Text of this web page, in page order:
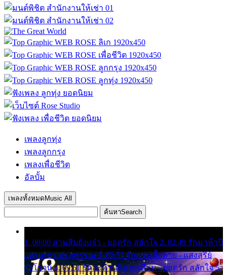
เพลงลูกทุ่ง
เพลงลูกกรุง
เพลงเพื่อชีวิต
อัลบั้ม
เพลงทั้งหมด Music All
ค้นหาSearch
1. 00:00 สามสิบยังแจ๋ว - ยอดรัก สลักใจ 2. 02:49 รักมาห้าปี
- ศรเพชร ศรสุพรรณ 3. 05:57 รักสาวเสื้อลาย - แสงสุรีย์
รุ่งโรจน์ 4. 09:51 รักสะท้านดินสะเทือน - ยอดรัก สลักใจ 5.